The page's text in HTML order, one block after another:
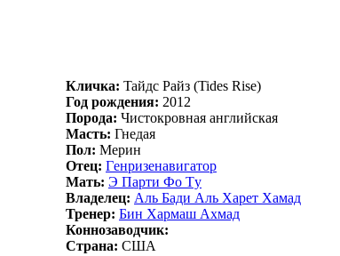
Кличка: Taйдс Рaйз (Tides Rise)
Год рождения: 2012
Порода: Чистокровная английская
Масть: Гнедая
Пол: Мерин
Отец: Гeнpизeнавигатop
Мать: Э Парти Фo Tу
Владелец: Аль Бади Аль Харeт Хамад
Тренер: Бин Хаpмаш Аxмад
Коннозаводчик:
Страна: США